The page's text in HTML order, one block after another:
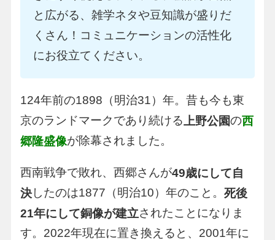
と広がる、雑学ネタや豆知識が盛りだ
くさん！コミュニケーションの活性化
にお役立てください。
124年前の1898（明治31）年。昔も今も東
京のランドマークであり続ける上野公園の西
郷隆盛像が除幕されました。
西南戦争で敗れ、西郷さんが49歳にして自
決したのは1877（明治10）年のこと。 死後
21年にして銅像が建立されたことになりま
す。2022年現在に置き換えると、2001年に